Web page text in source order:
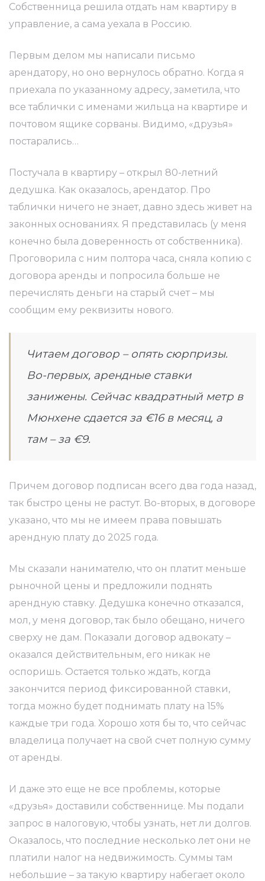
Собственница решила отдать нам квартиру в
управление, а сама уехала в Россию.
Первым делом мы написали письмо
арендатору, но оно вернулось обратно. Когда я
приехала по указанному адресу, заметила, что
все таблички с именами жильца на квартире и
почтовом ящике сорваны. Видимо, «друзья»
постарались…
Постучала в квартиру – открыл 80-летний
дедушка. Как оказалось, арендатор. Про
таблички ничего не знает, давно здесь живет на
законных основаниях. Я представилась (у меня
конечно была доверенность от собственника).
Проговорила с ним полтора часа, сняла копию с
договора аренды и попросила больше не
перечислять деньги на старый счет – мы
сообщим ему реквизиты нового.
Читаем договор – опять сюрпризы.
Во-первых, арендные ставки
занижены. Сейчас квадратный метр в
Мюнхене сдается за €16 в месяц, а
там – за €9.
Причем договор подписан всего два года назад,
так быстро цены не растут. Во-вторых, в договоре
указано, что мы не имеем права повышать
арендную плату до 2025 года.
Мы сказали нанимателю, что он платит меньше
рыночной цены и предложили поднять
арендную ставку. Дедушка конечно отказался,
мол, у меня договор, так было обещано, ничего
сверху не дам. Показали договор адвокату –
оказался действительным, его никак не
оспоришь. Остается только ждать, когда
закончится период фиксированной ставки,
тогда можно будет поднимать плату на 15%
каждые три года. Хорошо хотя бы то, что сейчас
владелица получает на свой счет полную сумму
от аренды.
И даже это еще не все проблемы, которые
«друзья» доставили собственнице. Мы подали
запрос в налоговую, чтобы узнать, нет ли долгов.
Оказалось, что последние несколько лет они не
платили налог на недвижимость. Суммы там
небольшие – за такую квартиру набегает около